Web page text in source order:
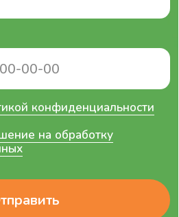
48,
область
данных
07-44